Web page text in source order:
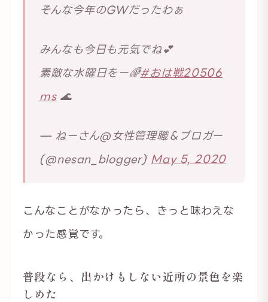
そんな今年のGWだったわぁ
みんなも今日も元気でね💕
素敵な水曜日をー🌈#おは戦20506
ms🌊
— ねーさん@女性管理職＆ブロガー
(@nesan_blogger) May 5, 2020
こんなことがなかったら、きっと味わえな
かった感覚です。
普段なら、出かけもしない近所の景色を楽
しめた